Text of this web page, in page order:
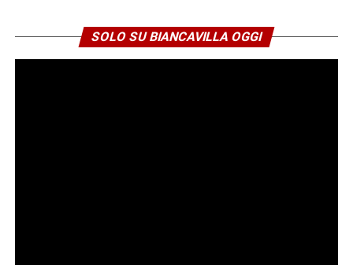
SOLO SU BIANCAVILLA OGGI